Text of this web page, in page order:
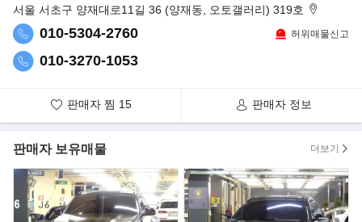
- 옵션으로 내비/후방캠/파노라마/전동트렁크/뒷좌석 모니터/통풍,
전동,메모리 시트 등..
▶올 뉴 레인지로버
럭셔리 스포츠유틸리티차량(SUV)의 대명사인 레인지로버가 10년
율 뉴 레인지로버는 4세대 모델로 세계 최초로 SUV에 100% 알루미
늄 모노코크 차체를 도입하며 기존 모델보다
차체 중량을 420㎏ 감량했다. 차체 뿐만 아니라 엔진 등의 동력 계
지고 역동적인 드라이빙을 선사한다. 이번에 국내에선 총 5가지 모
델을 만나볼 수 있다.
서울 서초구 양재대로11길 36 (양재동, 오토갤러리) 319호
010-5304-2760
010-3270-1053
허위매물신고
판매자 찜 15 판매자 정보
판매자 보유매물 더보기